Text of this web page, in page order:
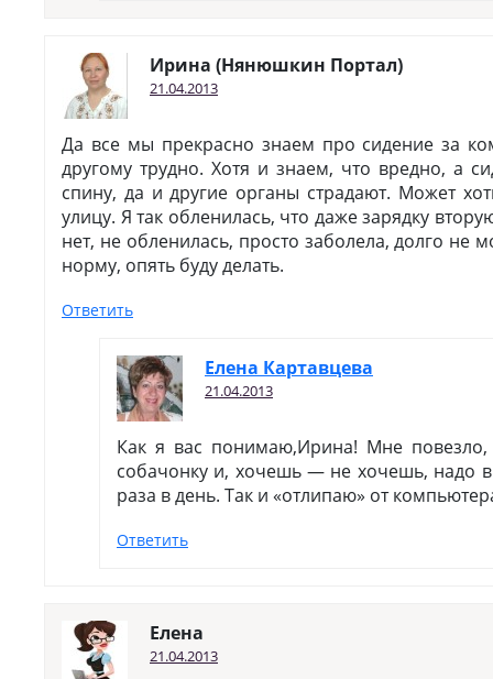
Ирина (Нянюшкин Портал)
21.04.2013
Да все мы прекрасно знаем про сидение за
другому трудно. Хотя и знаем, что вредно, а
спину, да и другие органы страдают. Может
улицу. Я так обленилась, что даже зарядку
нет, не обленилась, просто заболела, долго не
норму, опять буду делать.
Ответить
Елена Картавцева
21.04.2013
Как я вас понимаю,Ирина! Мне повезло,
собачонку и, хочешь — не хочешь, надо
раза в день. Так и «отлипаю» от
Ответить
Елена
21.04.2013